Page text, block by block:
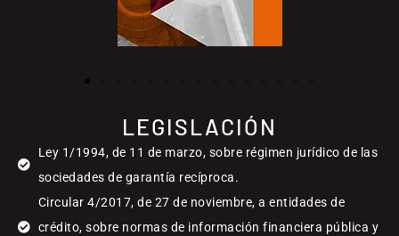
LEGISLACIÓN
Ley 1/1994, de 11 de marzo, sobre régimen jurídico de las
sociedades de garantía recíproca.
Circular 4/2017, de 27 de noviembre, a entidades de
crédito, sobre normas de información financiera pública y